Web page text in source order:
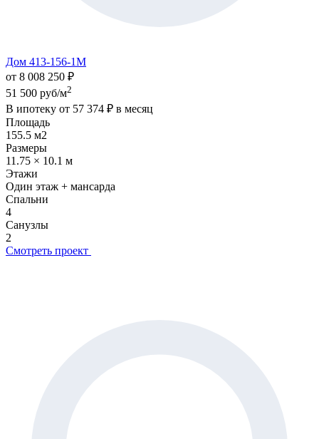
Дом 413-156-1М
от 8 008 250 ₽
51 500 руб/м2
В ипотеку от 57 374 ₽ в месяц
Площадь
155.5 м2
Размеры
11.75 × 10.1 м
Этажи
Один этаж + мансарда
Спальни
4
Санузлы
2
Смотреть проект